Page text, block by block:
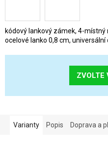
kódový lankový zámek, 4-
ocelové lanko 0,8 cm, universální
ZVOLTE
Varianty Popis Doprava a